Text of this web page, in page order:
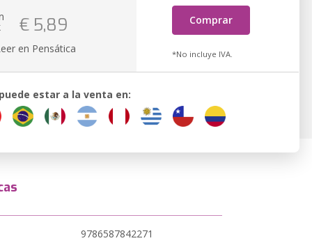
Comprar
*No incluye IVA.
€ 5,89
en Pensática
estar a la venta en:
9786587842271